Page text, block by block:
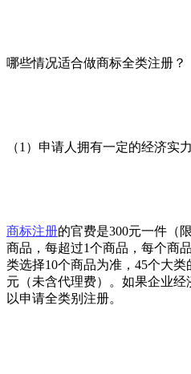
哪些情况适合做商标全类注册？
（1）申请人拥有一定的经济实力
商标注册的官费是300元一件（
商品，每超过1个商品，每个商
类选择10个商品为准，45个大类
元（未含代理费）。如果企业
以申请全类别注册。